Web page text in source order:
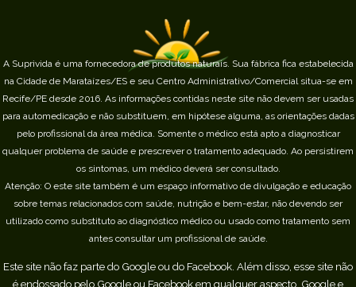
A Suprivida é uma fornecedora de produtos naturais. Sua fábrica fica estabelecida
na Cidade de Marataízes/ES e seu Centro Administrativo/Comercial situa-se em
Recife/PE desde 2016. As informações contidas neste site não devem ser usadas
para automedicação e não substituem, em hipótese alguma, as orientações dadas
pelo profissional da área médica. Somente o médico está apto a diagnosticar
qualquer problema de saúde e prescrever o tratamento adequado. Ao persistirem
os sintomas, um médico deverá ser consultado.
Atenção: O este site também é um espaço informativo de divulgação e educação
sobre temas relacionados com saúde, nutrição e bem-estar, não devendo ser
utilizado como substituto ao diagnóstico médico ou usado como tratamento sem
antes consultar um profissional de saúde.
Este site não faz parte do Google ou do Facebook. Além disso, esse site não
é endossado pelo Google ou Facebook em qualquer aspecto. Google e